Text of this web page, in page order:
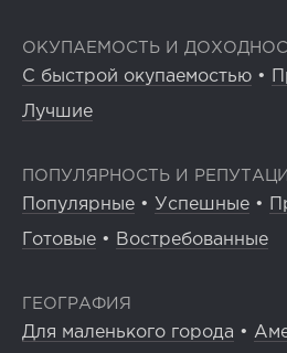
ОКУПАЕМОСТЬ И
С быстрой окупаемостью •
Лучшие
ПОПУЛЯРНОСТЬ И
Популярные • Успешные •
Готовые • Востребованные
ГЕОГРАФИЯ
Для маленького города •